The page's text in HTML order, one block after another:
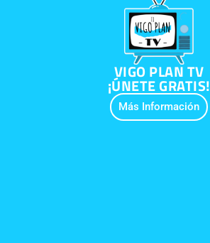
VIGO PLAN TV
¡ÚNETE GRATIS!
Más Información